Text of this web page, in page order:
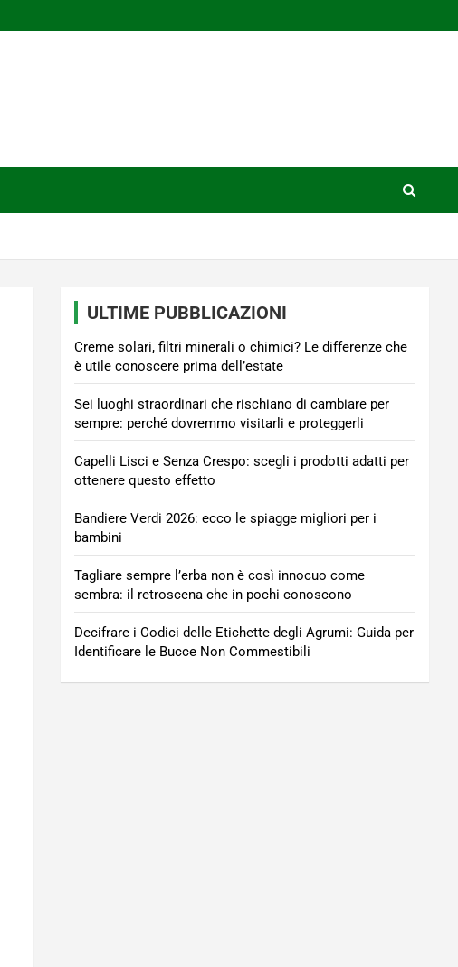
ULTIME PUBBLICAZIONI
Creme solari, filtri minerali o chimici? Le differenze che
è utile conoscere prima dell’estate
Sei luoghi straordinari che rischiano di cambiare per
sempre: perché dovremmo visitarli e proteggerli
Capelli Lisci e Senza Crespo: scegli i prodotti adatti per
ottenere questo effetto
Bandiere Verdi 2026: ecco le spiagge migliori per i
bambini
Tagliare sempre l’erba non è così innocuo come
sembra: il retroscena che in pochi conoscono
Decifrare i Codici delle Etichette degli Agrumi: Guida per
Identificare le Bucce Non Commestibili